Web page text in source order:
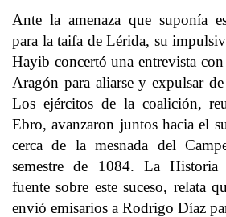
Ante la amenaza que suponía
para la taifa de Lérida, su
Hayib concertó una entrevista
Aragón para aliarse y expulsar
Los ejércitos de la coalición,
Ebro, avanzaron juntos hacia el
cerca de la mesnada del
semestre de 1084. La Historia
fuente sobre este suceso, relata
envió emisarios a Rodrigo Díaz